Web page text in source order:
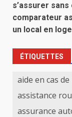
s’assurer
comparateur
un local en
ÉTIQUETTES
aide en cas
assistance
assurance